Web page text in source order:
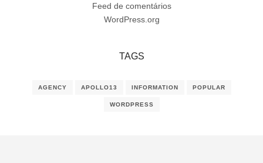
Feed de comentários
WordPress.org
TAGS
AGENCY APOLLO13 INFORMATION POPULAR
WORDPRESS